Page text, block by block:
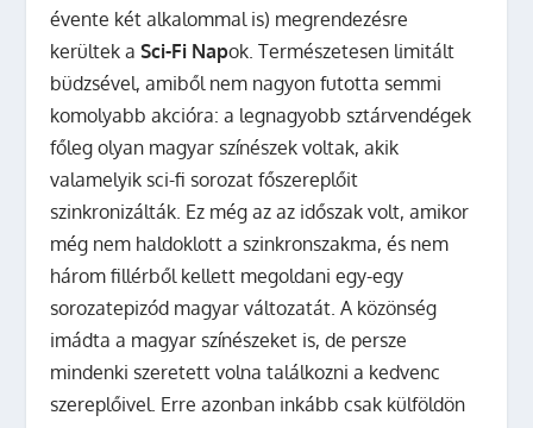
évente két alkalommal is) megrendezésre
kerültek aSci-Fi Napok. Természetesen limitált
büdzsével, amiből nem nagyon futotta semmi
komolyabb akcióra: a legnagyobb sztárvendégek
főleg olyan magyar színészek voltak, akik
valamelyik sci-fi sorozat főszereplőit
szinkronizálták. Ez még az az időszak volt, amikor
még nem haldoklott a szinkronszakma, és nem
három fillérből kellett megoldani egy-egy
sorozatepizód magyar változatát. A közönség
imádta a magyar színészeket is, de persze
mindenki szeretett volna találkozni a kedvenc
szereplőivel. Erre azonban inkább csak külföldön